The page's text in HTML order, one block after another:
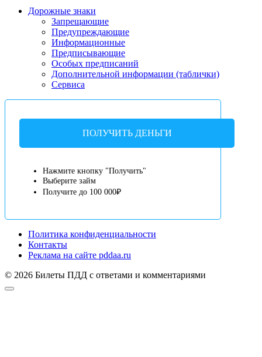
Дорожные знаки
Запрещающие
Предупреждающие
Информационные
Предписывающие
Особых предписаний
Дополнительной информации (таблички)
Сервиса
ПОЛУЧИТЬ ДЕНЬГИ
Нажмите кнопку "Получить"
Выберите займ
Получите до 100 000₽
Политика конфиденциальности
Контакты
Реклама на сайте pddaa.ru
© 2026 Билеты ПДД с ответами и комментариями